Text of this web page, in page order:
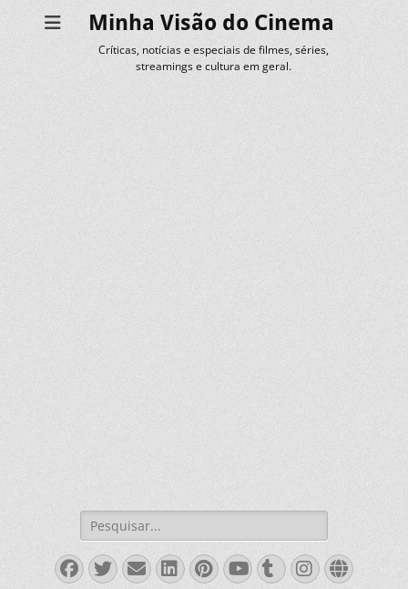
Minha Visão do Cinema
Críticas, notícias e especiais de filmes, séries,
streamings e cultura em geral.
Pesquisar
por:
Facebook
Twitter
EmailLinkedIn
Pinterest
YouTube
Tumblr